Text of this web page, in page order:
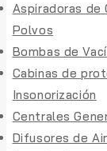
Aspiradoras de
Polvos
Bombas de
Cabinas de
Insonorización
Centrales
Difusores de